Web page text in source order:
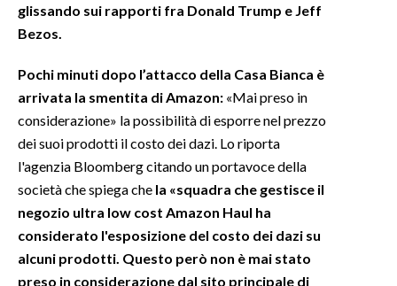
3 MINUTI CON
INFO AZIENDE
ANNUNCI
NECROLOGI
PUBBLICITÀ
SPIAGGE
STORE
glissando sui rapporti fra Donald Trump e Jeff
Bezos.
Pochi minuti dopo l’attacco della Casa Bianca è
arrivata la smentita di Amazon: «Mai preso in
considerazione» la possibilità di esporre nel prezzo
dei suoi prodotti il costo dei dazi. Lo riporta
l'agenzia Bloomberg citando un portavoce della
società che spiega che la «squadra che gestisce il
negozio ultra low cost Amazon Haul ha
considerato l'esposizione del costo dei dazi su
alcuni prodotti. Questo però non è mai stato
preso in considerazione dal sito principale di